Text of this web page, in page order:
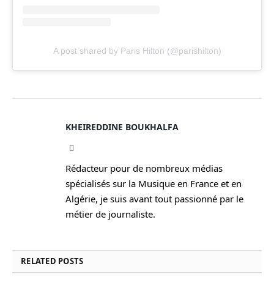
A post shared by Paris Hilton (@parishilton)
KHEIREDDINE BOUKHALFA
Rédacteur pour de nombreux médias
spécialisés sur la Musique en France et en
Algérie, je suis avant tout passionné par le
métier de journaliste.
RELATED POSTS